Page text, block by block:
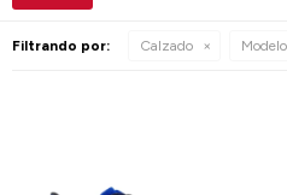
Filtrando por: Calzado